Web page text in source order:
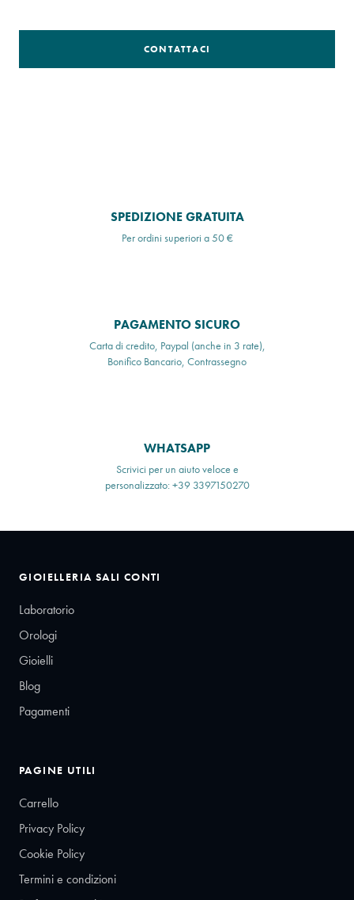
CONTATTACI
SPEDIZIONE GRATUITA
Per ordini superiori a 50 €
PAGAMENTO SICURO
Carta di credito, Paypal (anche in 3 rate),
Bonifico Bancario, Contrassegno
WHATSAPP
Scrivici per un aiuto veloce e
personalizzato: +39 3397150270
GIOIELLERIA SALI CONTI
Laboratorio
Orologi
Gioielli
Blog
Pagamenti
PAGINE UTILI
Carrello
Privacy Policy
Cookie Policy
Termini e condizioni